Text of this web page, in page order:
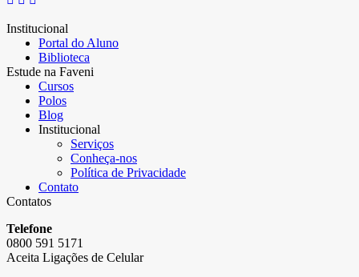
Institucional
Portal do Aluno
Biblioteca
Estude na Faveni
Cursos
Polos
Blog
Institucional
Serviços
Conheça-nos
Política de Privacidade
Contato
Contatos
Telefone
0800 591 5171
Aceita Ligações de Celular